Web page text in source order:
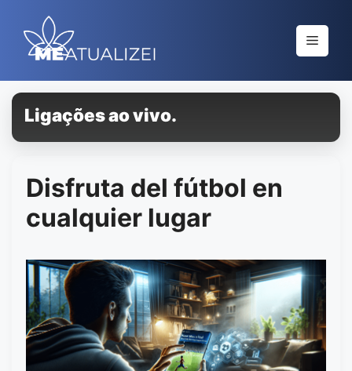
contenido
Menú
Ligações ao vivo.
Disfruta del fútbol en
cualquier lugar